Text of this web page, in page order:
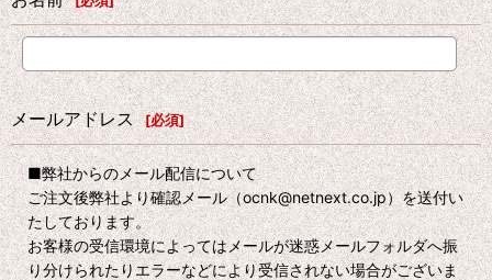
メールアドレス [必須]
■弊社からのメール配信について
ご注文後弊社より確認メール（ocnk@netnext.co.jp）を送付い
たしております。
お客様の受信環境によってはメールが迷惑メールフォルダへ振
り分けられたりエラーなどにより受信されない場合がございま